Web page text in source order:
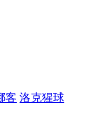
客 洛克猩球